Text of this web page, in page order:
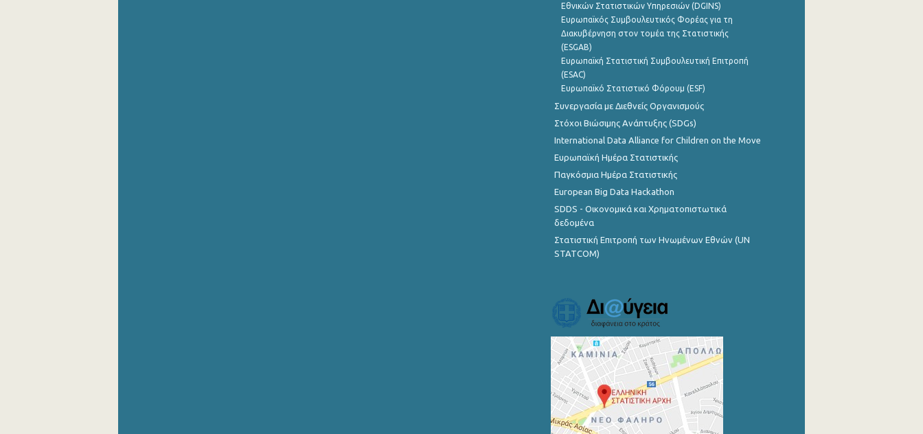
Εθνικών Στατιστικών Υπηρεσιών (DGINS)
Ευρωπαϊκός Συμβουλευτικός Φορέας για τη
Διακυβέρνηση στον τομέα της Στατιστικής
(ESGAB)
Ευρωπαϊκή Στατιστική Συμβουλευτική Επιτροπή
(ESAC)
Ευρωπαϊκό Στατιστικό Φόρουμ (ESF)
Συνεργασία με Διεθνείς Οργανισμούς
Στόχοι Βιώσιμης Ανάπτυξης (SDGs)
International Data Alliance for Children on the Move
Ευρωπαϊκή Ημέρα Στατιστικής
Παγκόσμια Ημέρα Στατιστικής
European Big Data Hackathon
SDDS - Οικονομικά και Χρηματοπιστωτικά
δεδομένα
Στατιστική Επιτροπή των Ηνωμένων Εθνών (UN
STATCOM)